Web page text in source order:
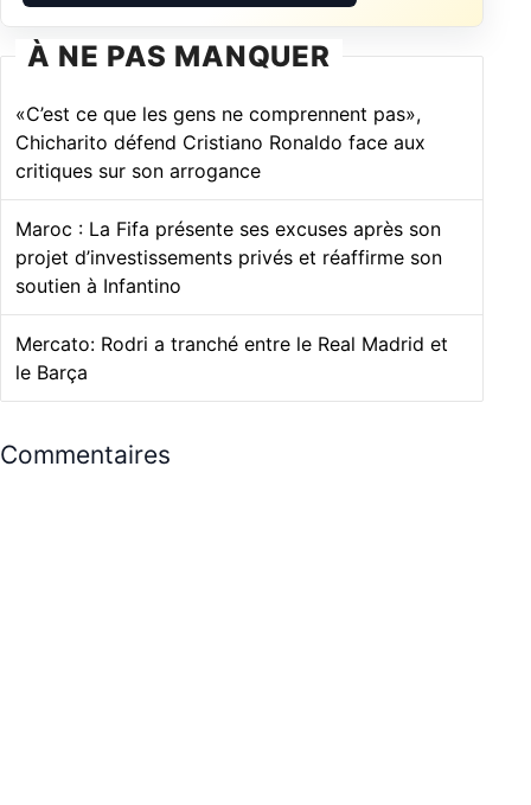
À NE PAS MANQUER
«C’est ce que les gens ne comprennent pas»,
Chicharito défend Cristiano Ronaldo face aux
critiques sur son arrogance
Maroc : La Fifa présente ses excuses après son
projet d’investissements privés et réaffirme son
soutien à Infantino
Mercato: Rodri a tranché entre le Real Madrid et
le Barça
Commentaires